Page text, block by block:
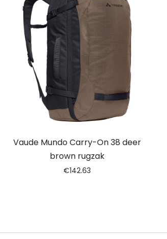
Vaude Mundo Carry-On 38 deer
brown rugzak
€142.63